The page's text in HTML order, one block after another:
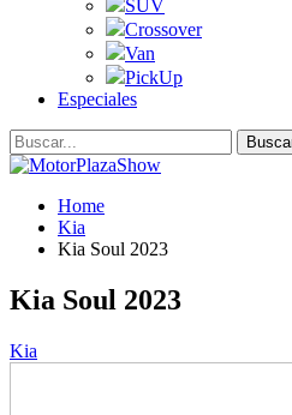
SUV
Crossover
Van
PickUp
Especiales
Home
Kia
Kia Soul 2023
Kia Soul 2023
Kia